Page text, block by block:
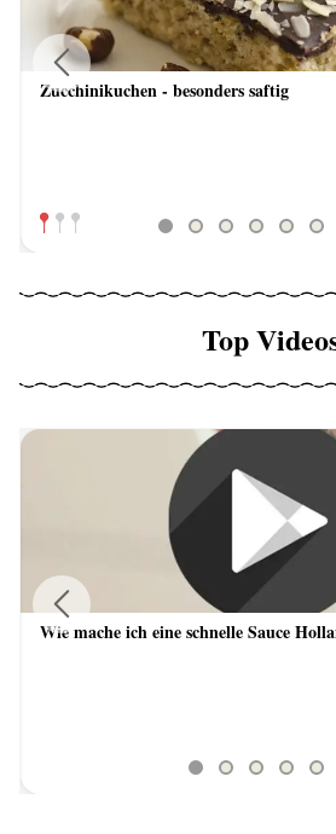
Zucchinikuchen - besonders saftig
Previous
Top
Wie mache ich eine schnelle Sauce
Previous